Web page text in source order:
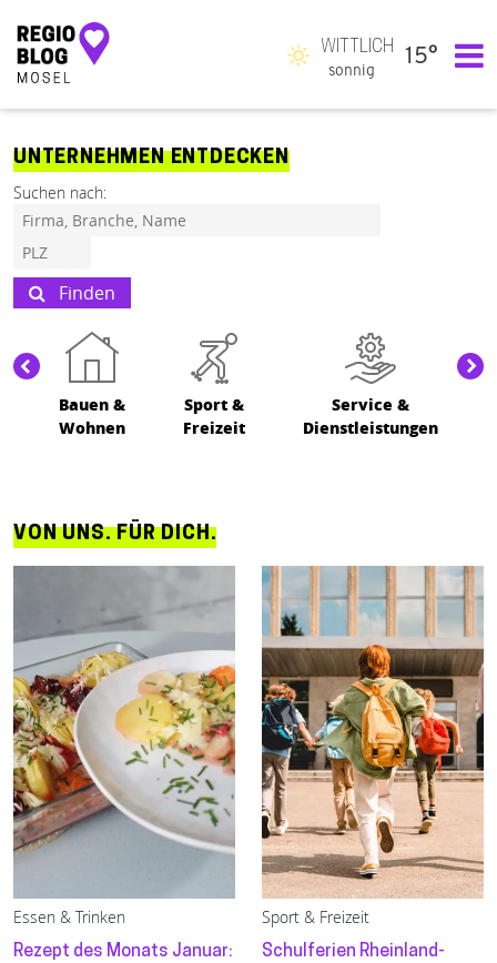
Hauptnavigation
WITTLICH
sonnig
15°
UNTERNEHMEN ENTDECKEN
Suchen nach:
Finden
Bauen &
Wohnen
Sport &
Freizeit
Service &
Dienstleistungen
VON UNS. FÜR DICH.
Essen & Trinken
Rezept des Monats Januar:
Sport & Freizeit
Schulferien Rheinland-